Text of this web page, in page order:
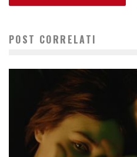
POST CORRELATI